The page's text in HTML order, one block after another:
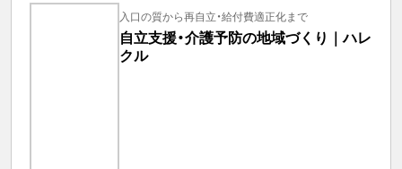
入口の質から再自立・給付費適正化まで
自立支援・介護予防の地域づくり｜ハレ
クル